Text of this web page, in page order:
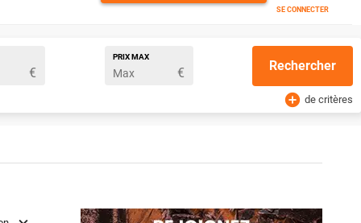
SE CONNECTER
€
PRIX MAX
€ Rechercher
add_circle de critères